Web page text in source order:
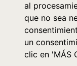
al
que no sea
un
clic en 'MÁS